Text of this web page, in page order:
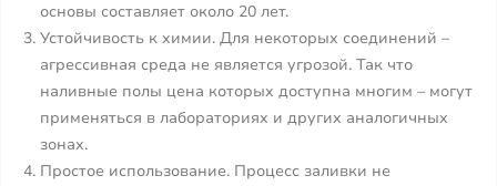
основы составляет около 20 лет.
Устойчивость к химии. Для некоторых соединений –
агрессивная среда не является угрозой. Так что
наливные полы цена которых доступна многим – могут
применяться в лабораториях и других аналогичных
зонах.
Простое использование. Процесс заливки не